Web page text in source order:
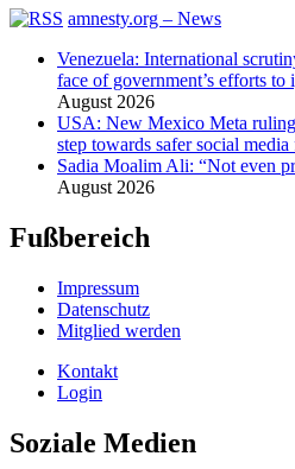
amnesty.org – News
Venezuela: International
face of government’s efforts to
August 2026
USA: New Mexico Meta
step towards safer social
Sadia Moalim Ali: “Not even
August 2026
Fußbereich
Impressum
Datenschutz
Mitglied werden
Kontakt
Login
Soziale Medien